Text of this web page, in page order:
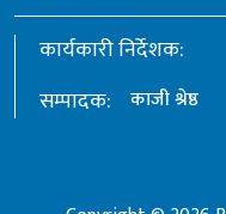
कार्यकारी निर्देशक:
सम्पादक:
काजी श्रेष्ठ